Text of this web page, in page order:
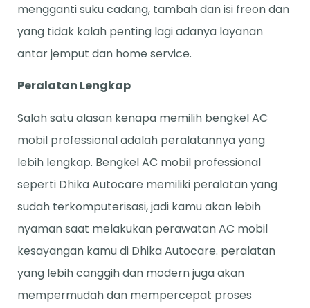
mengganti suku cadang, tambah dan isi freon dan
yang tidak kalah penting lagi adanya layanan
antar jemput dan home service.
Peralatan Lengkap
Salah satu alasan kenapa memilih bengkel AC
mobil professional adalah peralatannya yang
lebih lengkap. Bengkel AC mobil professional
seperti Dhika Autocare memiliki peralatan yang
sudah terkomputerisasi, jadi kamu akan lebih
nyaman saat melakukan perawatan AC mobil
kesayangan kamu di Dhika Autocare. peralatan
yang lebih canggih dan modern juga akan
mempermudah dan mempercepat proses